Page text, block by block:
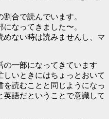
合で読んでいます。
なってきました〜。
めない時は読みませんし、マ
の一部になってきています
いときにはちょっとおいて
読むことと同じようになっ
語だということで意識して